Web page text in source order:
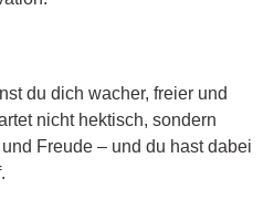
du dich wacher, freier und
nicht hektisch, sondern
Freude – und du hast dabei